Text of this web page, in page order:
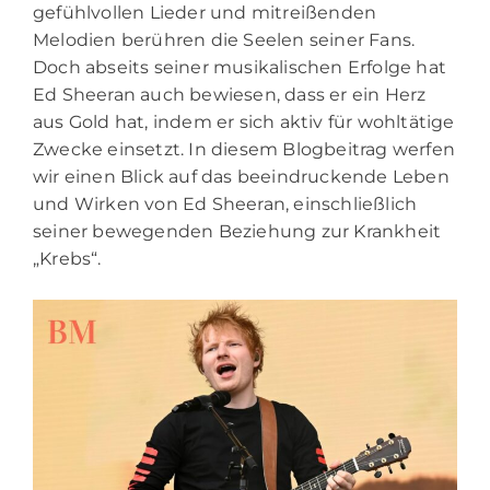
gefühlvollen Lieder und mitreißenden
Melodien berühren die Seelen seiner Fans.
Doch abseits seiner musikalischen Erfolge hat
Ed Sheeran auch bewiesen, dass er ein Herz
aus Gold hat, indem er sich aktiv für wohltätige
Zwecke einsetzt. In diesem Blogbeitrag werfen
wir einen Blick auf das beeindruckende Leben
und Wirken von Ed Sheeran, einschließlich
seiner bewegenden Beziehung zur Krankheit
„Krebs“.